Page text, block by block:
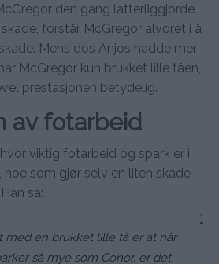
den gang latterliggjorde.
forstår McGregor alvoret i å
Mens dos Anjos hadde mer
McGregor kun brukket lille tåen,
prestasjonen betydelig.
av fotarbeid
viktig fotarbeid og spark er i
noe som gjør selv en liten skade
sa:
med en brukket lille tå er at når
så mye som Conor, er det